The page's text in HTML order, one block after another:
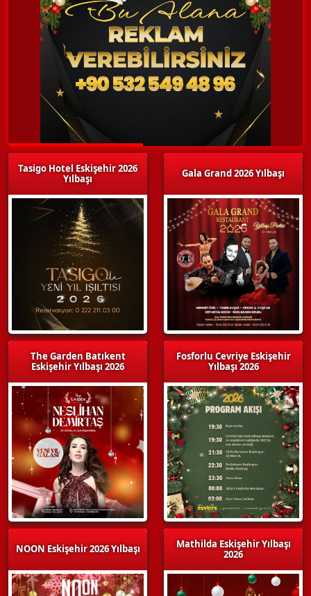
Tasigo Hotel Eskişehir 2026
Yılbaşı
The Garden Batıkent
Eskişehir Yılbaşı 2026
NOON Eskişehir 2026 Yılbaşı
Gala Grand 2026 Yılbaşı
Fosforlu Cevriye Eskişehir
Yılbaşı 2026
Mathilda Eskişehir Yılbaşı
2026